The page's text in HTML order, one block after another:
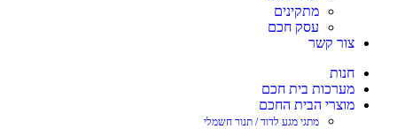
מתקינים
עסק חכם
צור קשר
חנות
מערכות בית חכם
מוצרי הבית החכם
מתגי מגע לדוד / תנור חשמלי